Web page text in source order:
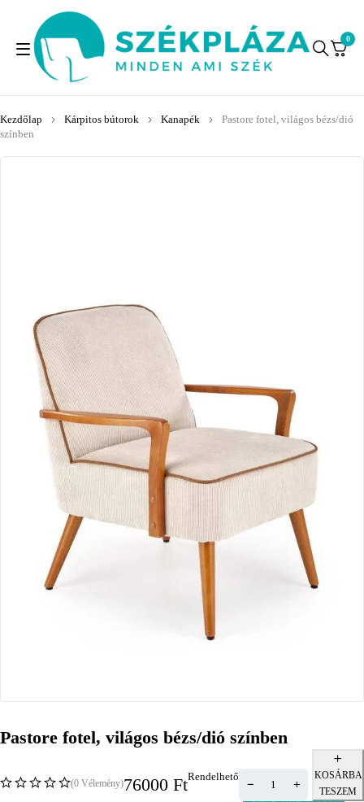
0
Kezdőlap Kárpitos bútorok Kanapék
Pastore fotel, világos bézs/dió
színben
Pastore fotel, világos bézs/dió színben
(0 Vélemény)76000 FtRendelhető
KOSÁRBA
TESZEM